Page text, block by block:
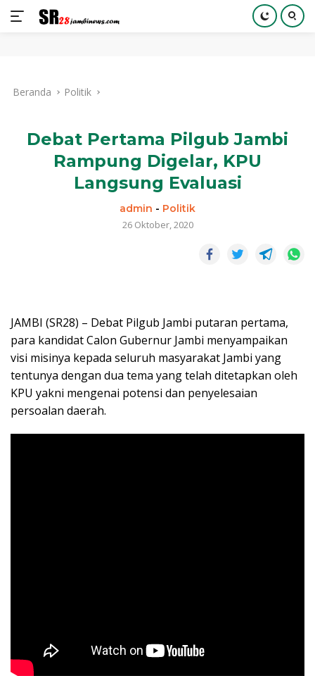
kontenBeranda Politik
Debat Pertama Pilgub Jambi
Rampung Digelar, KPU
Langsung Evaluasi
admin - Politik
26 Oktober, 2020
JAMBI (SR28) – Debat Pilgub Jambi putaran pertama,
para kandidat Calon Gubernur Jambi menyampaikan
visi misinya kepada seluruh masyarakat Jambi yang
tentunya dengan dua tema yang telah ditetapkan oleh
KPU yakni mengenai potensi dan penyelesaian
persoalan daerah.